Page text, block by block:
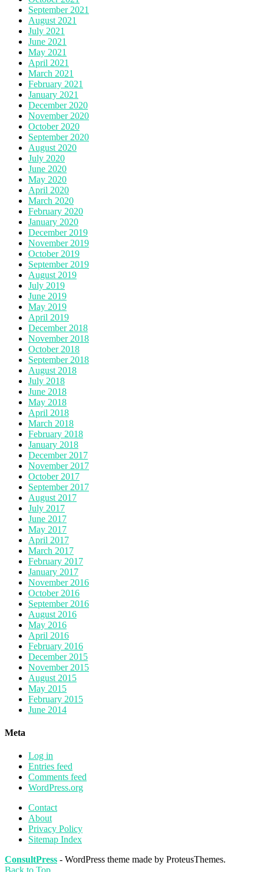
September 2021
August 2021
July 2021
June 2021
May 2021
April 2021
March 2021
February 2021
January 2021
December 2020
November 2020
October 2020
September 2020
August 2020
July 2020
June 2020
May 2020
April 2020
March 2020
February 2020
January 2020
December 2019
November 2019
October 2019
September 2019
August 2019
July 2019
June 2019
May 2019
April 2019
December 2018
November 2018
October 2018
September 2018
August 2018
July 2018
June 2018
May 2018
April 2018
March 2018
February 2018
January 2018
December 2017
November 2017
October 2017
September 2017
August 2017
July 2017
June 2017
May 2017
April 2017
March 2017
February 2017
January 2017
November 2016
October 2016
September 2016
August 2016
May 2016
April 2016
February 2016
December 2015
November 2015
August 2015
May 2015
February 2015
June 2014
Meta
Log in
Entries feed
Comments feed
WordPress.org
Contact
About
Privacy Policy
Sitemap Index
ConsultPress - WordPress theme made by ProteusThemes.